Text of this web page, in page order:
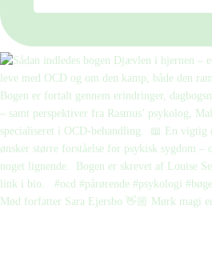
Mød forfatter Sara Ejersbo 👋🏼 Mørk magi